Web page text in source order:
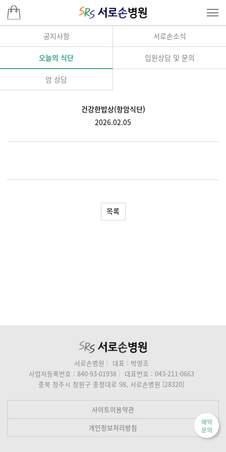
공지사항 서로손소식
오늘의 식단 입원상담 및 문의
암 상담
건강한밥상(항암식단)
2026.02.05
목록
예약
문의
서로손병원
대표 : 박영조
사업자등록번호 : 840-93-01938
대표번호 : 043-211-0663
충북 청주시 청원구 충청대로 98, 서로손병원 [28320]
사이트이용약관
개인정보처리방침